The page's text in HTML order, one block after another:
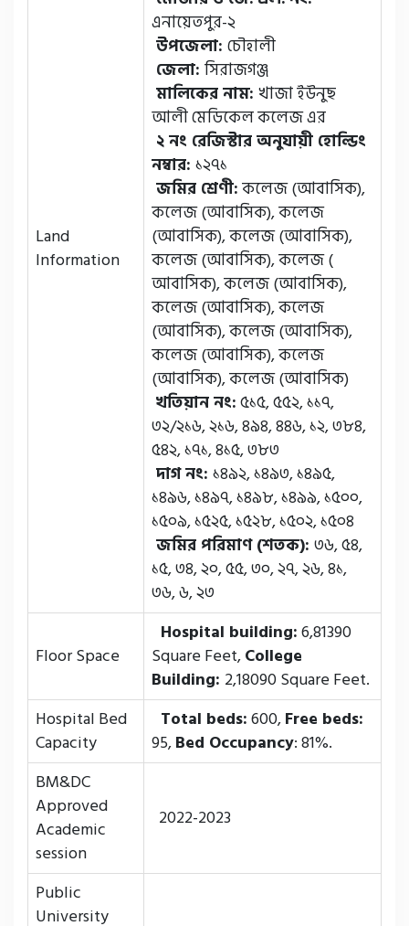
Land
Information
এনায়েতপুর-২
উপজেলা: চৌহালী
জেলা: সিরাজগঞ্জ
মালিকের নাম: খাজা ইউনুছ
আলী মেডিকেল কলেজ এর
২ নং রেজিস্টার অনুযায়ী হোল্ডিং
নম্বার: ১২৭১
জমির শ্রেণী:কলেজ (আবাসিক),
কলেজ (আবাসিক), কলেজ
(আবাসিক), কলেজ (আবাসিক),
কলেজ (আবাসিক), কলেজ (
আবাসিক), কলেজ (আবাসিক),
কলেজ (আবাসিক), কলেজ
(আবাসিক), কলেজ (আবাসিক),
কলেজ (আবাসিক), কলেজ
(আবাসিক), কলেজ (আবাসিক)
খতিয়ান নং:৫১৫, ৫৫২, ১১৭,
৩২/২১৬, ২১৬, ৪৯৪, ৪৪৬, ১২, ৩৮৪,
৫৪২, ১৭১, ৪১৫, ৩৮৩
দাগ নং: ১৪৯২, ১৪৯৩, ১৪৯৫,
১৪৯৬, ১৪৯৭, ১৪৯৮, ১৪৯৯, ১৫০০,
১৫০৯, ১৫২৫, ১৫২৮, ১৫০২, ১৫০৪
জমির পরিমাণ (শতক): ৩৬, ৫৪,
১৫, ৩৪, ২০, ৫৫, ৩০, ২৭, ২৬, ৪১,
৩৬, ৬, ২৩
Floor Space
Hospital building:6,81390
Square Feet,College
Building: 2,18090 Square Feet.
Hospital Bed
Capacity
Total beds:600,Free beds:
95,Bed Occupancy: 81%.
BM&DC
Approved
Academic
session
2022-2023
Public
University